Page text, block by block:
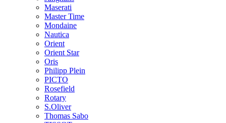
Maserati
Master Time
Mondaine
Nautica
Orient
Orient Star
Oris
Philipp Plein
PICTO
Rosefield
Rotary
S.Oliver
Thomas Sabo